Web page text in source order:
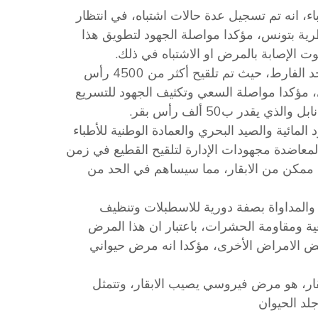
انه تم تسجيل عدة حالات اشتباه، في انتظار
بتونس، مؤكدا مواصلة الجهود لتطويق هذا
الإصابة بالمرض او الاشتباه في ذلك.
وأشار الى تواصل حملة التلاقيح التي انطلقت منذ يوم الاحد الفارط، حيث تم تلقيح أكثر من 4500 رأس
مؤكدا مواصلة السعي وتكثيف الجهود للتسريع
ب50 ألف رأس بقر.
والصيد البحري والعمادة الوطنية للأطباء
لمعاضدة مجهودات الإدارة لتلقيح القطيع في زمن
ممكن من الابقار، مما سيساهم في الحد من
والمداواة بصفة دورية للاسطبلات وتنظيف
ومقاومة الحشرات، باعتبار ان هذا المرض
الامراض الأخرى، مؤكدا انه مرض حيواني
هو مرض فيروسي يصيب الابقار، وتتمثل
الحيوان